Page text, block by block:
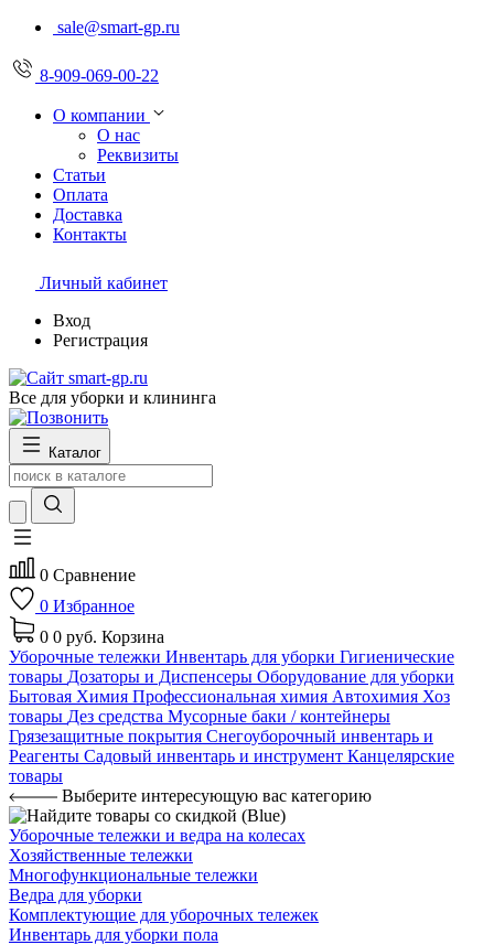
sale@smart-gp.ru
8-909-069-00-22
О компании
О нас
Реквизиты
Статьи
Оплата
Доставка
Контакты
Личный кабинет
Вход
Регистрация
Все для уборки и клининга
Каталог
0 Сравнение
0 Избранное
0 0 руб. Корзина
Уборочные тележки Инвентарь для уборки Гигиенические
товары Дозаторы и Диспенсеры Оборудование для уборки
Бытовая Химия Профессиональная химия Автохимия Хоз
товары Дез средства Мусорные баки / контейнеры
Грязезащитные покрытия Снегоуборочный инвентарь и
Реагенты Садовый инвентарь и инструмент Канцелярские
товары
Выберите интересующую вас категорию
Уборочные тележки и ведра на колесах
Хозяйственные тележки
Многофункциональные тележки
Ведра для уборки
Комплектующие для уборочных тележек
Инвентарь для уборки пола